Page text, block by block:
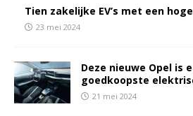
Tien zakelijke EV’s met een
23 mei 2024
Deze nieuwe Opel is
goedkoopste
21 mei 2024